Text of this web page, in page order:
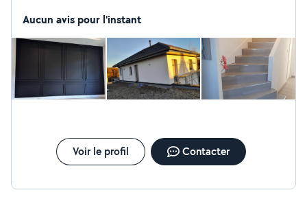
Aucun avis pour l'instant
Voir le profil Contacter